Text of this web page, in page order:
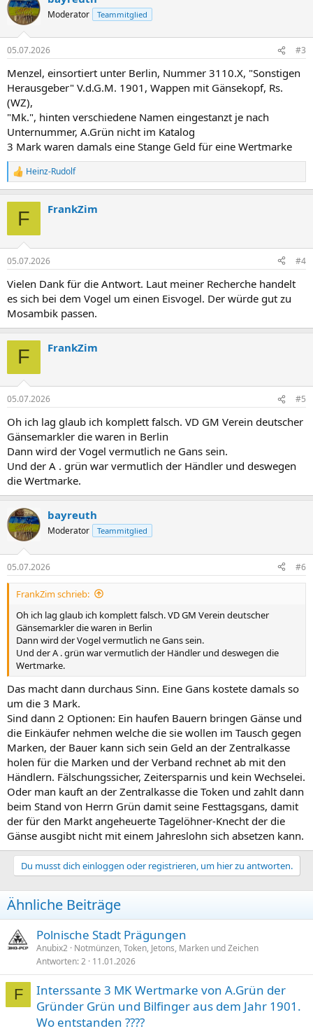
Moderator Teammitglied
05.07.2026 #3
Menzel, einsortiert unter Berlin, Nummer 3110.X, "Sonstigen
Herausgeber" V.d.G.M. 1901, Wappen mit Gänsekopf, Rs.
(WZ),
"Mk.", hinten verschiedene Namen eingestanzt je nach
Unternummer, A.Grün nicht im Katalog
3 Mark waren damals eine Stange Geld für eine Wertmarke
R
e
e
:
Heinz-Rudolf
F FrankZim
05.07.2026 #4
Vielen Dank für die Antwort. Laut meiner Recherche handelt
es sich bei dem Vogel um einen Eisvogel. Der würde gut zu
Mosambik passen.
F FrankZim
05.07.2026 #5
Oh ich lag glaub ich komplett falsch. VD GM Verein deutscher
Gänsemarkler die waren in Berlin
Dann wird der Vogel vermutlich ne Gans sein.
Und der A . grün war vermutlich der Händler und deswegen
die Wertmarke.
bayreuth
Moderator Teammitglied
05.07.2026 #6
FrankZim schrieb:
Oh ich lag glaub ich komplett falsch. VD GM Verein deutscher
Gänsemarkler die waren in Berlin
Dann wird der Vogel vermutlich ne Gans sein.
Und der A . grün war vermutlich der Händler und deswegen die
Wertmarke.
Das macht dann durchaus Sinn. Eine Gans kostete damals so
um die 3 Mark.
Sind dann 2 Optionen: Ein haufen Bauern bringen Gänse und
die Einkäufer nehmen welche die sie wollen im Tausch gegen
Marken, der Bauer kann sich sein Geld an der Zentralkasse
holen für die Marken und der Verband rechnet ab mit den
Händlern. Fälschungssicher, Zeitersparnis und kein Wechselei.
Oder man kauft an der Zentralkasse die Token und zahlt dann
beim Stand von Herrn Grün damit seine Festtagsgans, damit
der für den Markt angeheuerte Tagelöhner-Knecht der die
Gänse ausgibt nicht mit einem Jahreslohn sich absetzen kann.
Du musst dich einloggen oder registrieren, um hier zu antworten.
Ähnliche Beiträge
Polnische Stadt Prägungen
Anubix2 Notmünzen, Token, Jetons, Marken und Zeichen
Antworten 2 11.01.2026
F
Interssante 3 MK Wertmarke von A.Grün der
Gründer Grün und Bilfinger aus dem Jahr 1901.
Wo entstanden ????